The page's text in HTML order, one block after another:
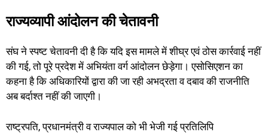
राज्यव्यापी आंदोलन की चेतावनी
संघ ने स्पष्ट चेतावनी दी है कि यदि इस मामले में शीघ्र एवं ठोस कार्रवाई नहीं
की गई, तो पूरे प्रदेश में अभियंता वर्ग आंदोलन छेड़ेगा। एसोसिएशन का
कहना है कि अधिकारियों द्वारा की जा रही अभद्रता व दबाव की राजनीति
अब बर्दाश्त नहीं की जाएगी।
राष्ट्रपति, प्रधानमंत्री व राज्यपाल को भी भेजी गई प्रतिलिपि